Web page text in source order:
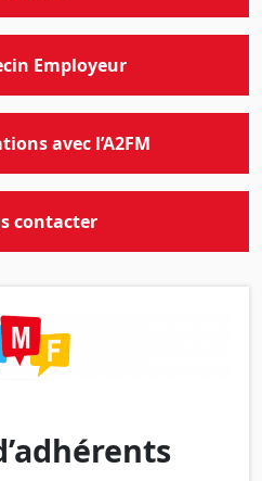
Employeur
avec l’A2FM
contacter